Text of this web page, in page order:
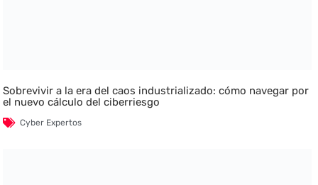
Sobrevivir a la era del caos industrializado: cómo navegar por
el nuevo cálculo del ciberriesgo
Cyber Expertos